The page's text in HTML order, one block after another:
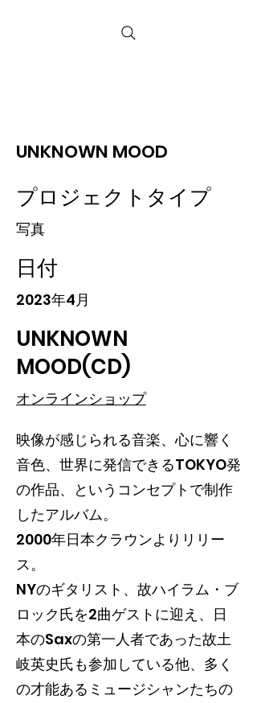
Hank Nishiyama
UNKNOWN MOOD
プロジェクトタイプ
写真
日付
2023年4月
UNKNOWN
MOOD(CD)
オンラインショップ
映像が感じられる音楽、心に響く
音色、世界に発信できるTOKYO発
の作品、というコンセプトで制作
したアルバム。
2000年日本クラウンよりリリー
ス。
NYのギタリスト、故ハイラム・ブ
ロック氏を2曲ゲストに迎え、日
本のSaxの第一人者であった故土
岐英史氏も参加している他、多く
の才能あるミュージシャンたちの